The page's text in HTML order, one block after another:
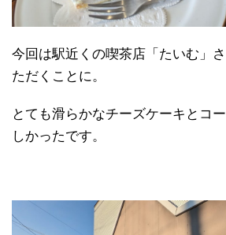
今回は駅近くの喫茶店「たいむ」
ただくことに。
とても滑らかなチーズケーキとコ
しかったです。